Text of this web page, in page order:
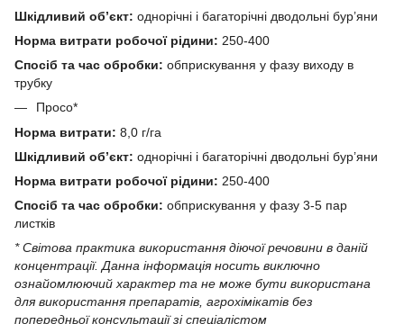
Шкідливий об’єкт: однорічні і багаторічні дводольні бур’яни
Норма витрати робочої рідини: 250-400
Спосіб та час обробки: обприскування у фазу виходу в
трубку
Просо*
Норма витрати: 8,0 г/га
Шкідливий об’єкт: однорічні і багаторічні дводольні бур’яни
Норма витрати робочої рідини: 250-400
Спосіб та час обробки: обприскування у фазу 3-5 пар
листків
* Світова практика використання діючої речовини в даній
концентрації. Данна iнформацiя носить виключно
ознайомлюючий характер та не може бути використана
для використання препаратiв, агрохiмiкатiв без
попередньої консультації зі спеціалістом